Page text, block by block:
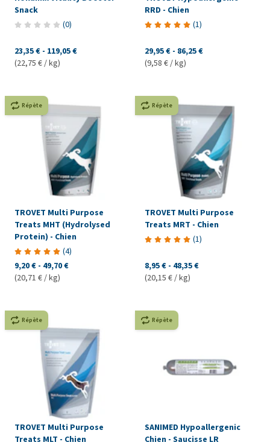
Snack
(0)
23,35 € - 119,05 €
(22,75 € / kg)
RRD - Chien
(1)
29,95 € - 86,25 €
(9,58 € / kg)
Répète
TROVET Multi Purpose
Treats MHT (Hydrolysed
Protein) - Chien
(4)
9,20 € - 49,70 €
(20,71 € / kg)
Répète
TROVET Multi Purpose
Treats MRT - Chien
(1)
8,95 € - 48,35 €
(20,15 € / kg)
Répète
TROVET Multi Purpose
Treats MLT - Chien
Répète
SANIMED Hypoallergenic
Chien - Saucisse LR